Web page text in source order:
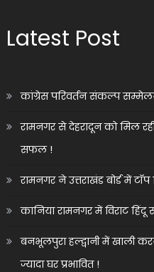
Latest Post
कांग्रेस परिवर्तन संकल्प
रामनगर से देहरादून को मिल
सफल !
रामनगर ने उत्तराखंड बोर्ड में टॉप
कानिया रामनगर में विराट
बनभूलपुरा हल्द्वानी में खाली
ज्यादा घर प्रभावित !